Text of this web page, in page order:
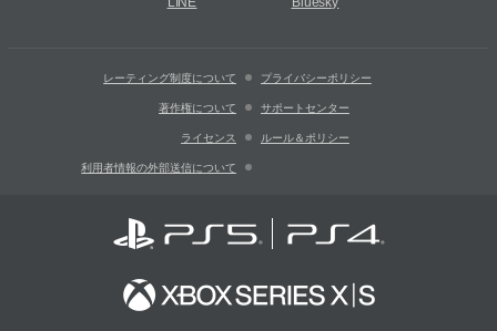
レーティング制度について プライバシーポリシー
著作権について サポートセンター
ライセンス ルール＆ポリシー
利用者情報の外部送信について